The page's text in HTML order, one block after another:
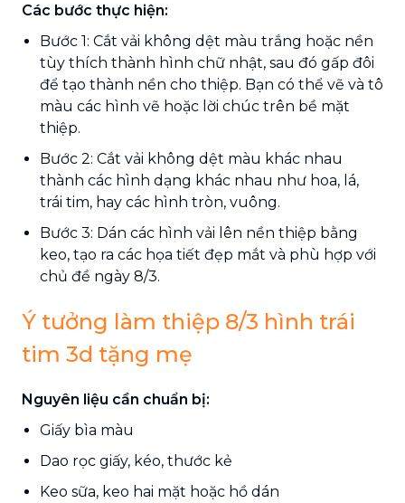
Các bước thực hiện:
Bước 1: Cắt vải không dệt màu trắng hoặc nền
tùy thích thành hình chữ nhật, sau đó gấp đôi
để tạo thành nền cho thiệp. Bạn có thể vẽ và tô
màu các hình vẽ hoặc lời chúc trên bề mặt
thiệp.
Bước 2: Cắt vải không dệt màu khác nhau
thành các hình dạng khác nhau như hoa, lá,
trái tim, hay các hình tròn, vuông.
Bước 3: Dán các hình vải lên nền thiệp bằng
keo, tạo ra các họa tiết đẹp mắt và phù hợp với
chủ đề ngày 8/3.
Ý tưởng làm thiệp 8/3 hình trái
tim 3d tặng mẹ
Nguyên liệu cần chuẩn bị:
Giấy bìa màu
Dao rọc giấy, kéo, thước kẻ
Keo sữa, keo hai mặt hoặc hồ dán